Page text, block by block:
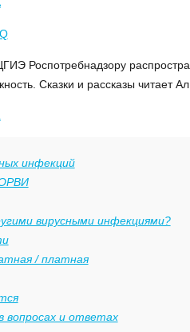
Роспотребнадзору
Сказки и рассказы читает
инфекций
вирусными инфекциями?
/ платная
вопросах и ответах